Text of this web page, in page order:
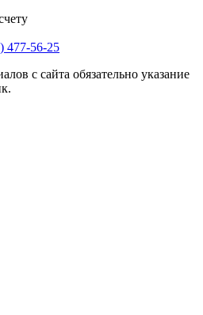
477-56-25
с сайта обязательно указание